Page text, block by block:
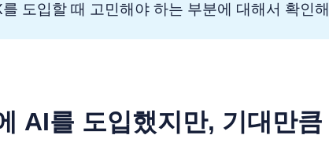
도입할 때 고민해야 하는 부분에 대해서 확인
AI를 도입했지만, 기대만큼